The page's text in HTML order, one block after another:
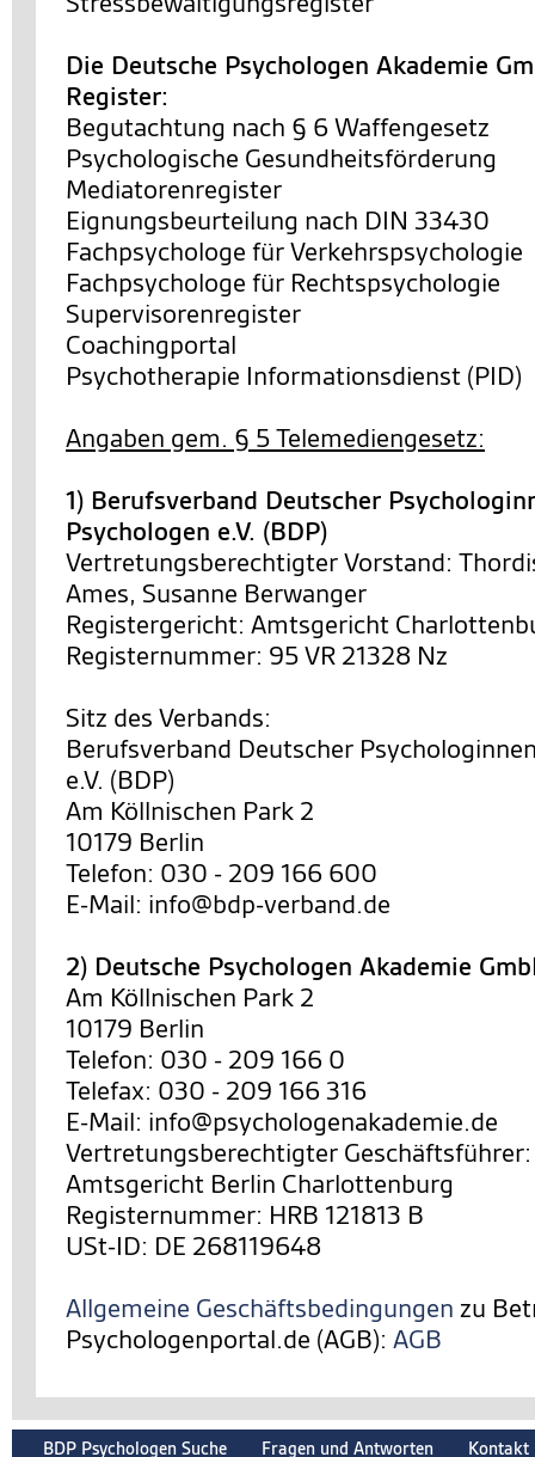
Die Deutsche Psychologen Akademie
Register:
Begutachtung nach § 6 Waffengesetz
Psychologische Gesundheitsförderung
Mediatorenregister
Eignungsbeurteilung nach DIN 33430
Fachpsychologe für Verkehrspsychologie
Fachpsychologe für Rechtspsychologie
Supervisorenregister
Coachingportal
Psychotherapie Informationsdienst (PID)
Angaben gem. § 5 Telemediengesetz:
1) Berufsverband Deutscher
Psychologen e.V. (BDP)
Vertretungsberechtigter Vorstand:
Ames, Susanne Berwanger
Registergericht: Amtsgericht
Registernummer: 95 VR 21328 Nz
Sitz des Verbands:
Berufsverband Deutscher
e.V. (BDP)
Am Köllnischen Park 2
10179 Berlin
Telefon: 030 - 209 166 600
E-Mail: info@bdp-verband.de
2) Deutsche Psychologen Akademie
Am Köllnischen Park 2
10179 Berlin
Telefon: 030 - 209 166 0
Telefax: 030 - 209 166 316
E-Mail: info@psychologenakademie.de
Vertretungsberechtigter Geschäftsführer:
Amtsgericht Berlin Charlottenburg
Registernummer: HRB 121813 B
USt-ID: DE 268119648
Allgemeine Geschäftsbedingungen zu
Psychologenportal.de (AGB): AGB
BDP Psychologen Suche Fragen und Antworten Kontakt